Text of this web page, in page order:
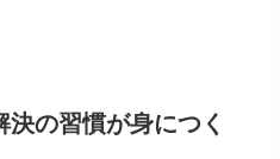
の習慣が身につく